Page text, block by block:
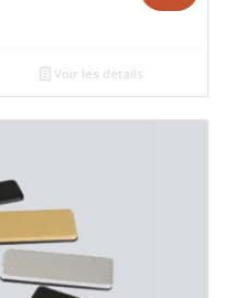
د.م.25.00.
Voir les détails